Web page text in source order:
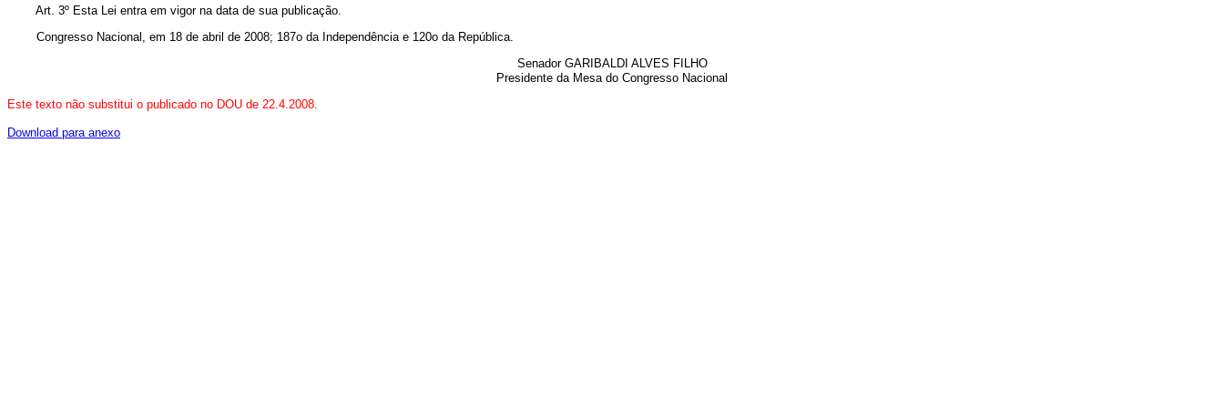
Art. 3º Esta Lei entra em vigor na data de sua publicação.
Congresso Nacional, em 18 de abril de 2008; 187o da Independência e 120o da República.
Senador GARIBALDI ALVES FILHO
Presidente da Mesa do Congresso Nacional
Este texto não substitui o publicado no DOU de 22.4.2008.
Download para anexo